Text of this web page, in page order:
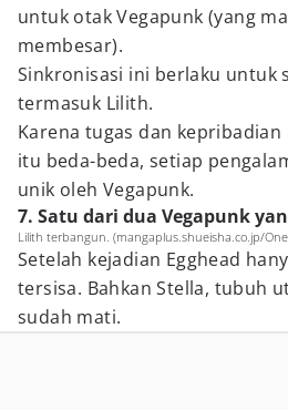
untuk otak Vegapunk (yang
membesar).
Sinkronisasi ini berlaku untuk
termasuk Lilith.
Karena tugas dan
itu beda-beda, setiap
unik oleh Vegapunk.
7. Satu dari dua Vegapunk
Lilith terbangun. (mangaplus.shueisha.co.jp/One
Setelah kejadian Egghead
tersisa. Bahkan Stella, tubuh
sudah mati.